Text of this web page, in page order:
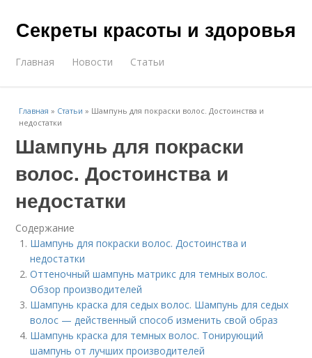
Секреты красоты и здоровья
Главная Новости Статьи
Главная » Статьи » Шампунь для покраски волос. Достоинства и
недостатки
Шампунь для покраски
волос. Достоинства и
недостатки
Содержание
Шампунь для покраски волос. Достоинства и
недостатки
Оттеночный шампунь матрикс для темных волос.
Обзор производителей
Шампунь краска для седых волос. Шампунь для седых
волос — действенный способ изменить свой образ
Шампунь краска для темных волос. Тонирующий
шампунь от лучших производителей